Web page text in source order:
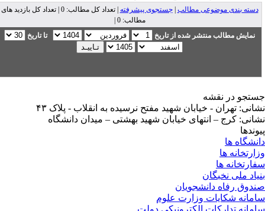
دسته بندی موضوعی مطالب|جستجوی پیشرفته
| تعداد کل مطالب: 0 | تعداد کل بازدید های
مطالب: 0 |
نمایش مطالب منتشر شده از تاریخ
تا تاریخ
در نقشه
تهران - خیابان شهید مفتح نرسیده به انقلاب - پلاک ۴۳
کرج – انتهای خیابان شهید بهشتی – میدان دانشگاه
ها
ها
ها
ملی نخبگان
رفاه دانشجویان
شکایات وزارت علوم
تدارکات الکترونیکی دولت